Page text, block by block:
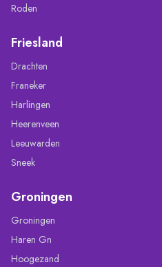
Roden
Friesland
Drachten
Franeker
Harlingen
Heerenveen
Leeuwarden
Sneek
Groningen
Groningen
Haren Gn
Hoogezand